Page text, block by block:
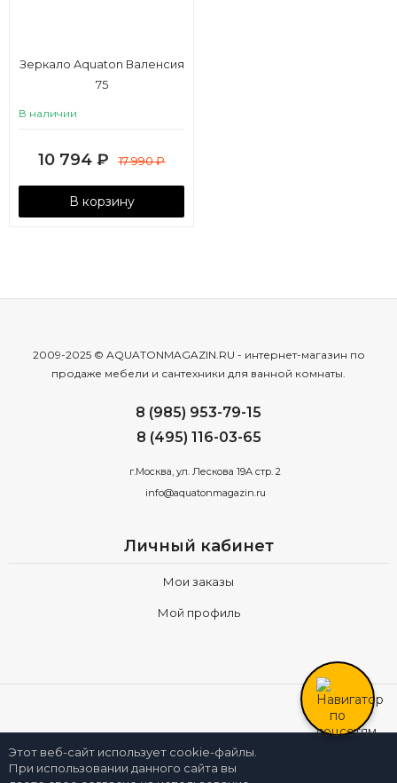
Зеркало Aquaton Валенсия
75
В наличии
10 794 ₽ 17 990₽
В корзину
2009-2025 © AQUATONMAGAZIN.RU - интернет-магазин по
продаже мебели и сантехники для ванной комнаты.
8 (985) 953-79-15
8 (495) 116-03-65
г.Москва, ул. Лескова 19А стр. 2
info@aquatonmagazin.ru
Личный кабинет
Мои заказы
Мой профиль
Все права принадлежат компанииAQUATONMAGAZIN.RU
Этот веб-сайт использует cookie-файлы.
При использовании данного сайта вы